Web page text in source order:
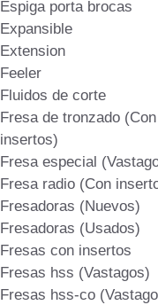
Espiga porta brocas
Expansible
Extension
Feeler
Fluidos de corte
Fresa de tronzado (Con
insertos)
Fresa especial
Fresa radio (Con
Fresadoras (Nuevos)
Fresadoras (Usados)
Fresas con insertos
Fresas hss (Vastagos)
Fresas hss-co